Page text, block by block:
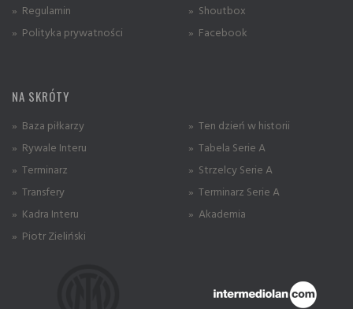
» Regulamin
» Polityka prywatności
» Shoutbox
» Facebook
NA SKRÓTY
» Baza piłkarzy
» Rywale Interu
» Terminarz
» Transfery
» Kadra Interu
» Piotr Zieliński
» Ten dzień w historii
» Tabela Serie A
» Strzelcy Serie A
» Terminarz Serie A
» Akademia